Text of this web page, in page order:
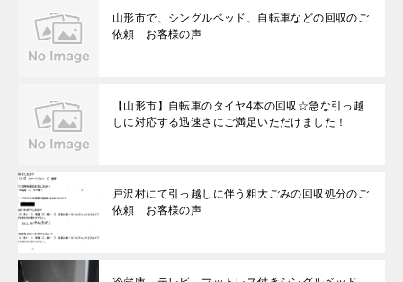
山形市で、シングルベッド、自転車などの回収のご
依頼 お客様の声
【山形市】自転車のタイヤ4本の回収☆急な引っ越
しに対応する迅速さにご満足いただけました！
戸沢村にて引っ越しに伴う粗大ごみの回収処分のご
依頼 お客様の声